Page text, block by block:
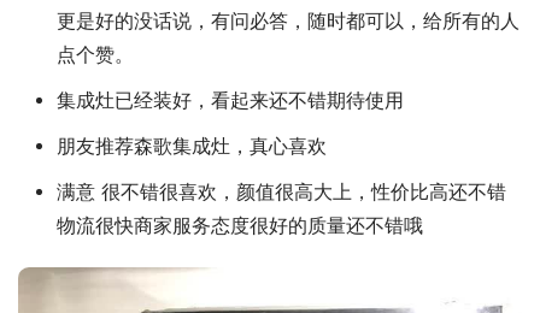
更是好的没话说，有问必答，随时都可以，给所有的人
点个赞。
集成灶已经装好，看起来还不错期待使用
朋友推荐森歌集成灶，真心喜欢
满意 很不错很喜欢，颜值很高大上，性价比高还不错
物流很快商家服务态度很好的质量还不错哦